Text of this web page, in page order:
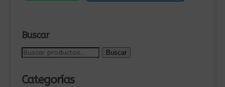
Buscar
Buscar
Buscar
Categorías